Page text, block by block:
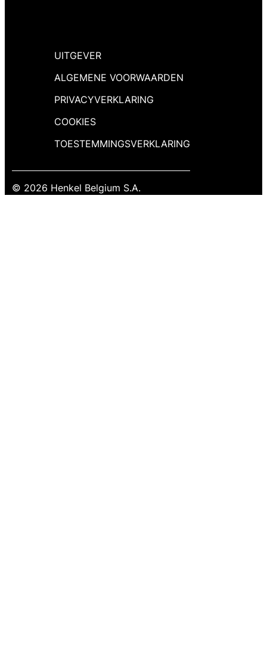
UITGEVER
ALGEMENE VOORWAARDEN
PRIVACYVERKLARING
COOKIES
TOESTEMMINGSVERKLARING
© 2026 Henkel Belgium S.A.